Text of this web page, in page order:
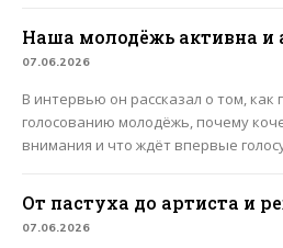
Наша молодёжь активна и
07.06.2026
В интервью он рассказал о том, как
голосованию молодёжь, почему
внимания и что ждёт впервые
От пастуха до артиста и
07.06.2026